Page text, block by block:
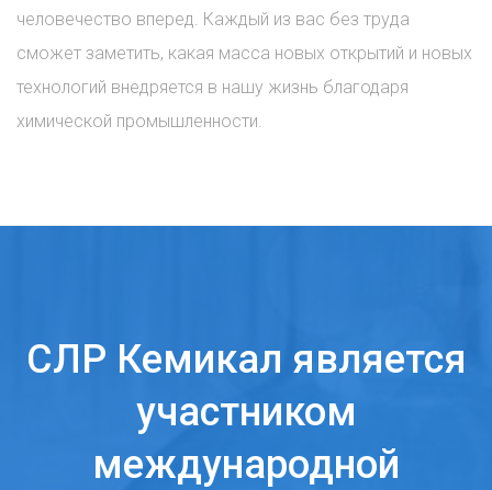
человечество вперед. Каждый из вас без труда
сможет заметить, какая масса новых открытий и новых
технологий внедряется в нашу жизнь благодаря
химической промышленности.
СЛР Кемикал является
участником
международной